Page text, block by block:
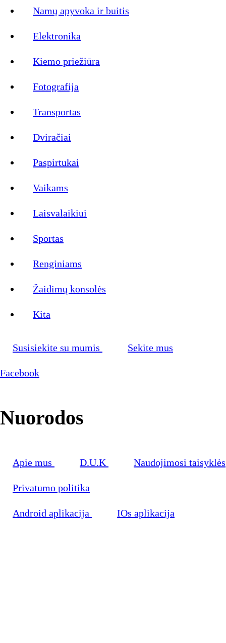
Namų apyvoka ir buitis
Elektronika
Kiemo priežiūra
Fotografija
Transportas
Dviračiai
Paspirtukai
Vaikams
Laisvalaikiui
Sportas
Renginiams
Žaidimų konsolės
Kita
Susisiekite su mumis Sekite mus
Facebook
Nuorodos
Apie mus D.U.K Naudojimosi taisyklės
Privatumo politika
Android aplikacija IOs aplikacija